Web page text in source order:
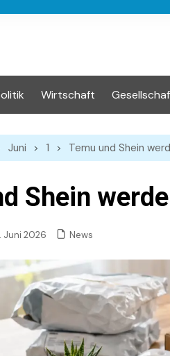
Wirtschaft
Juni 1 Temu und Shein
Shein
Juni 2026 News